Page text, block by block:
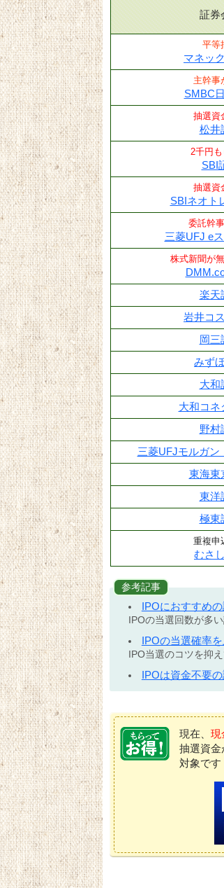
証券
平等
マネッ
主幹事
SMBC
抽選資
松井
2千円
SBI
抽選資
SBIネオト
委託幹
三菱UFJ e
株式新聞が
楽天
岩井コ
岡三
みず
大和
大和コネ
野村
三菱UFJモルガン
東海東
東洋
極東
重複申
むさ
参考記事
IPOにおすすめ
IPOの当選回数が多
IPOの当選確率
IPO当選のコツを抑え
IPOは資金不要
現在、 現
抽選資金
対象です